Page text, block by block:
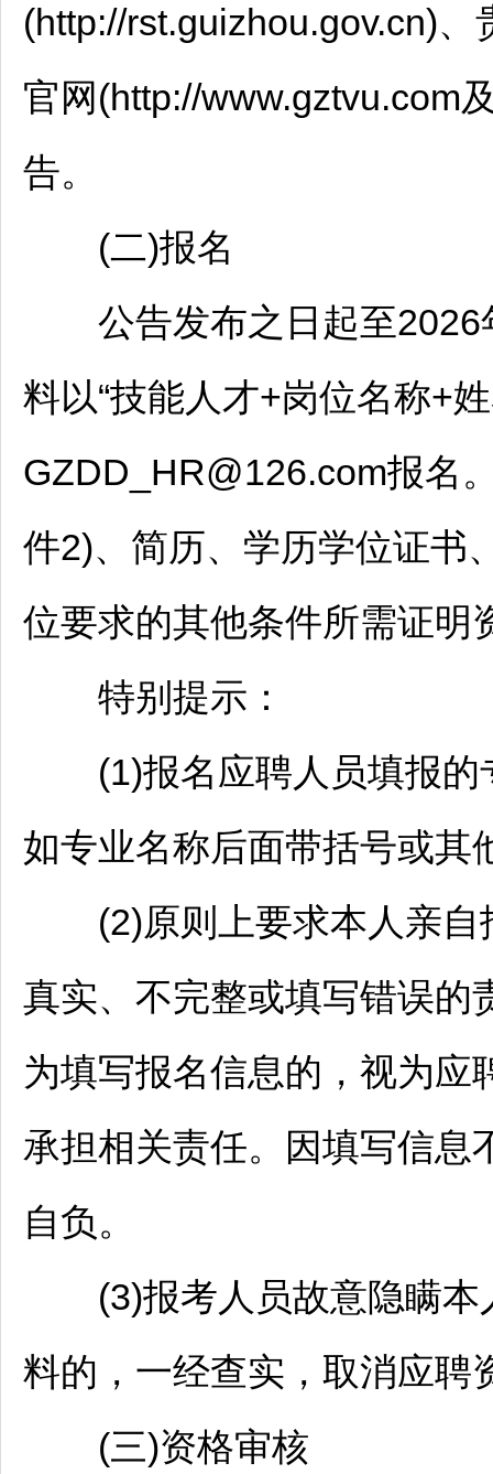
(http://rst.guizhou.gov.cn)
官网(http://www.gztvu.com
告。
(二)报名
公告发布之日起至2026
料以“技能人才+岗位名称+
GZDD_HR@126.com报名
件2)、简历、学历学位证书
位要求的其他条件所需证明
特别提示：
(1)报名应聘人员填报的
如专业名称后面带括号或其
(2)原则上要求本人亲自
真实、不完整或填写错误的
为填写报名信息的，视为应
承担相关责任。因填写信息
自负。
(3)报考人员故意隐瞒本
料的，一经查实，取消应聘
(三)资格审核